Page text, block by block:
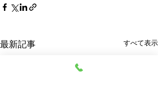
最新記事 すべて表示